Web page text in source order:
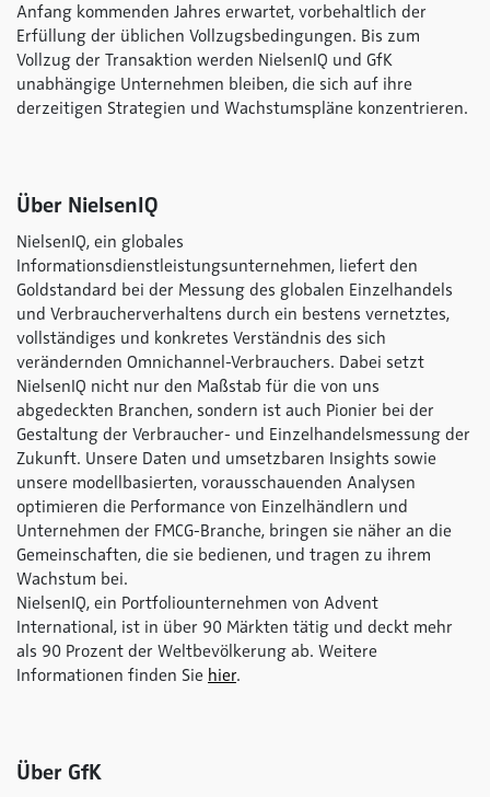
Anfang kommenden Jahres erwartet, vorbehaltlich der
Erfüllung der üblichen Vollzugsbedingungen. Bis zum
Vollzug der Transaktion werden NielsenIQ und GfK
unabhängige Unternehmen bleiben, die sich auf ihre
derzeitigen Strategien und Wachstumspläne konzentrieren.
Über NielsenIQ
NielsenIQ, ein globales
Informationsdienstleistungsunternehmen, liefert den
Goldstandard bei der Messung des globalen Einzelhandels
und Verbraucherverhaltens durch ein bestens vernetztes,
vollständiges und konkretes Verständnis des sich
verändernden Omnichannel-Verbrauchers. Dabei setzt
NielsenIQ nicht nur den Maßstab für die von uns
abgedeckten Branchen, sondern ist auch Pionier bei der
Gestaltung der Verbraucher- und Einzelhandelsmessung der
Zukunft. Unsere Daten und umsetzbaren Insights sowie
unsere modellbasierten, vorausschauenden Analysen
optimieren die Performance von Einzelhändlern und
Unternehmen der FMCG-Branche, bringen sie näher an die
Gemeinschaften, die sie bedienen, und tragen zu ihrem
Wachstum bei.
NielsenIQ, ein Portfoliounternehmen von Advent
International, ist in über 90 Märkten tätig und deckt mehr
als 90 Prozent der Weltbevölkerung ab. Weitere
Informationen finden Sie hier.
Über GfK